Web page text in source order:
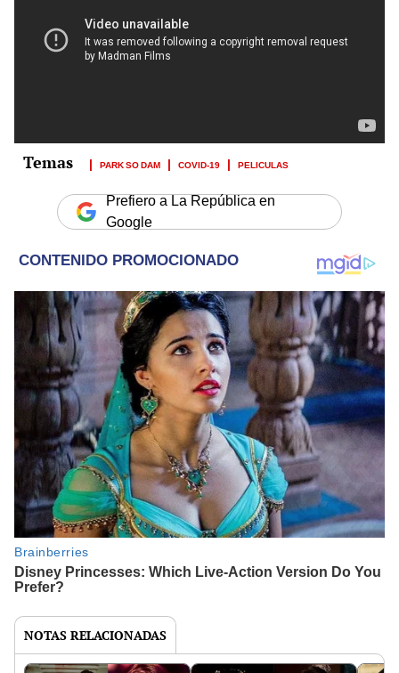
PARK SO DAM COVID-19 PELICULAS
Prefiero a La República en
Google
NOTAS RELACIONADAS